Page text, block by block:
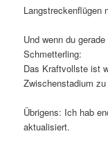
Langstreckenflügen
Und wenn du
Schmetterling:
Das Kraftvollste ist
Zwischenstadium
Übrigens: Ich hab
aktualisiert.